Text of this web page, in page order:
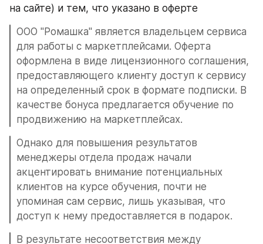
на сайте) и тем, что указано в оферте
ООО "Ромашка" является владельцем сервиса
для работы с маркетплейсами. Оферта
оформлена в виде лицензионного соглашения,
предоставляющего клиенту доступ к сервису
на определенный срок в формате подписки. В
качестве бонуса предлагается обучение по
продвижению на маркетплейсах.
Однако для повышения результатов
менеджеры отдела продаж начали
акцентировать внимание потенциальных
клиентов на курсе обучения, почти не
упоминая сам сервис, лишь указывая, что
доступ к нему предоставляется в подарок.
В результате несоответствия между